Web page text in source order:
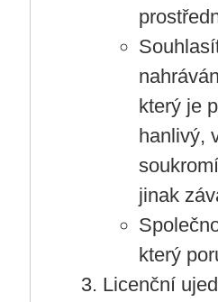
který je
hanlivý,
jinak
který
Licenční